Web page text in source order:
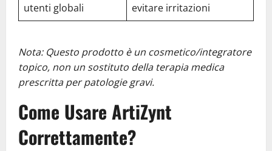
utenti globali
evitare irritazioni
Nota: Questo prodotto è un cosmetico/integratore
topico, non un sostituto della terapia medica
prescritta per patologie gravi.
Come Usare ArtiZynt
Correttamente?